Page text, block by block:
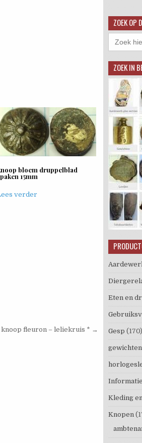
bloem druppelblad
15mm
verder
knoop fleuron – leliekruis * →
ZOEK OP
Zoek
naar:
ZOEK IN
Eten en
Gesp (170)
gewichten
Kleding
Knopen